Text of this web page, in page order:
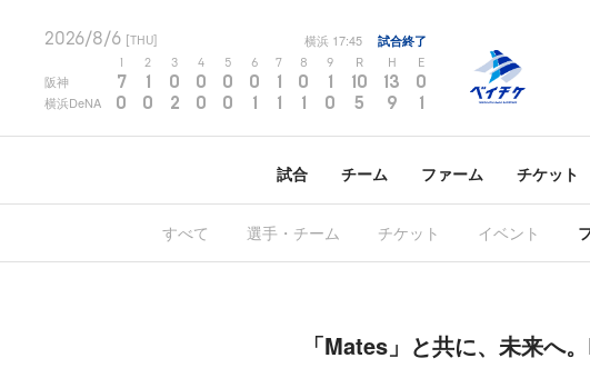
2026/8/6 [THU] 横浜 17:45 試合終了
2 3 4 5 6 7 8 9 R H E
阪神 7 1 0 0 0 0 1 0 1 10 13 0
横浜DeNA 0 0 2 0 0 1 1 1 0 5 9 1
試合 チーム ファーム チケット
すべて 選手・チーム チケット イベント
「Mates」と共に、未来へ